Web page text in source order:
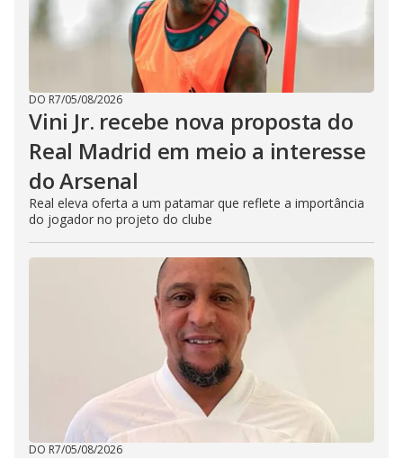
DO R7/05/08/2026
Vini Jr. recebe nova proposta do
Real Madrid em meio a interesse
do Arsenal
Real eleva oferta a um patamar que reflete a importância
do jogador no projeto do clube
DO R7/05/08/2026